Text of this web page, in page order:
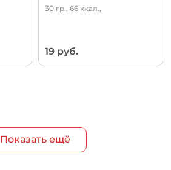
30 гр., 66 ккал.,
19 руб.
Показать ещё